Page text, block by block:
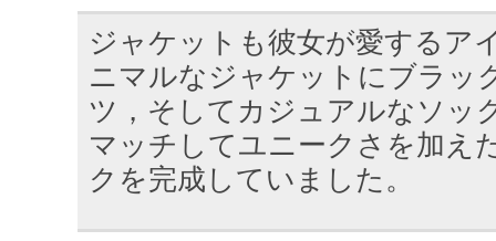
ジャケットも彼女が愛するア
ニマルなジャケットにブラッ
ツ，そしてカジュアルなソッ
マッチしてユニークさを加え
クを完成していました。